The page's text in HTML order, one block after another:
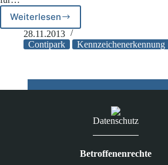
Weiterlesen
Contipark:
Kennzeichenerfassungssystem
in
28.11.2013
Contipark
Kennzeichenerkennung
Datenschutz
Betroffenenrechte